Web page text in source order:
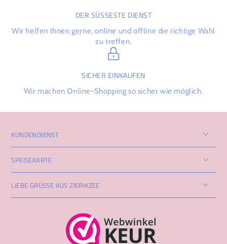
DER SÜSSESTE DIENST
Wir helfen Ihnen gerne, online und offline die richtige Wahl
zu treffen.
SICHER EINKAUFEN
Wir machen Online-Shopping so sicher wie möglich.
KUNDENDIENST
SPEISEKARTE
LIEBE GRÜSSE AUS ZIERIKZEE